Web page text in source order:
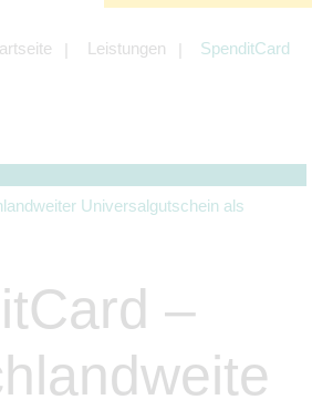
Leistungen SpenditCard
Universalgutschein als
–
einschließlich der
von z.B. Facebook und